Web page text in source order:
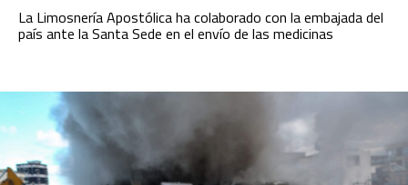
La Limosnería Apostólica ha colaborado con la embajada del
país ante la Santa Sede en el envío de las medicinas